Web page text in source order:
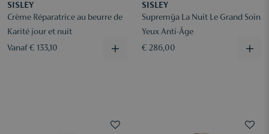
SISLEY
Crème Réparatrice au beurre de
Karité jour et nuit
Vanaf € 133,10
SISLEY
Supremÿa La Nuit Le Grand Soin
Yeux Anti-Âge
€ 286,00